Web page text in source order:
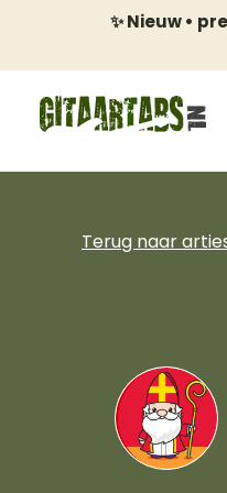
✨ Nieuw •
Terug naar